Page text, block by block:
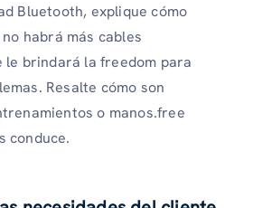
Bluetooth, explique cómo
habrá más cables
le brindará la freedom para
Resalte cómo son
o manos.free
conduce.